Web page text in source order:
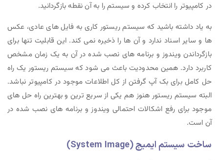
در کامپیوتر را انتخاب کرده و سیستم را به آن نقطه بازگردانید.
به یاد داشته باشید که سیستم ریستور کاری به فایل های عادی، عکس
ها و سایر اسناد ندارد و آن ها را ذخیره نمی کند. این قابلیت تنها برای
بازگرداندن ویندوز و برنامه های نصب شده در آن به یک زمان مشخص
کاربرد دارد. همین محدودیت باعث می شود که سیستم ریستور یک راه
حل کامل برای بک آپ گرفتن از کل اطلاعات موجود در کامپیوتر نباشد.
البته سیستم ریستور هنوز هم یکی از سریع ترین و بهترین راه حل های
موجود برای رفع اشکالات احتمالی ویندوز و برنامه های نصب شده در
آن است.
ساخت سیستم ایمیج (System Image)